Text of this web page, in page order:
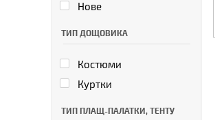
Нове
ТИП ДОЩОВИКА
Костюми
Куртки
ТИП ПЛАЩ-ПАЛАТКИ, ТЕНТУ